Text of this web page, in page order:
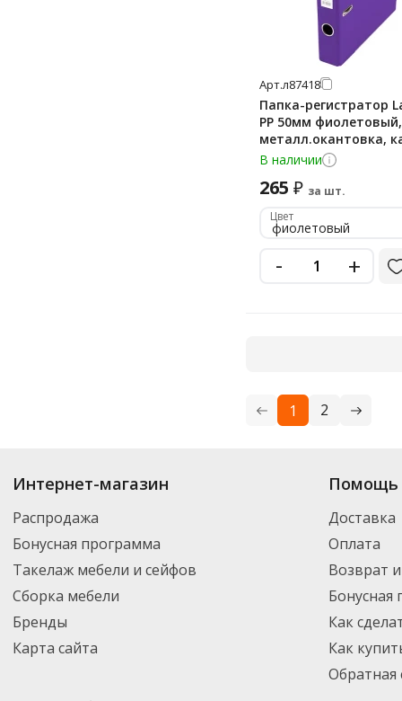
Арт.л87418
Папка-регистратор
PP 50мм фиолетовый,
металл.окантовка,
В наличии
265 ₽ за шт.
Цвет
фиолетовый
- +
1 2
Купить
. В ассортименте интернет-
выбрать нужный товар и добавить его в корзину для дальнейшего
транспортной компанией DPD. Для постоянных клиентов - скидка,
Интернет-магазин
Распродажа
Бонусная программа
Такелаж мебели и сейфов
Сборка мебели
Бренды
Карта сайта
Помощь
Доставка
Оплата
Возврат
Бонусная
Как
Как
Обратная